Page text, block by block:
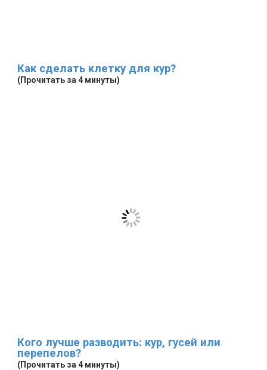
Как сделать клетку для кур?
(Прочитать за 4 минуты)
Кого лучше разводить: кур, гусей или
перепелов?
(Прочитать за 4 минуты)